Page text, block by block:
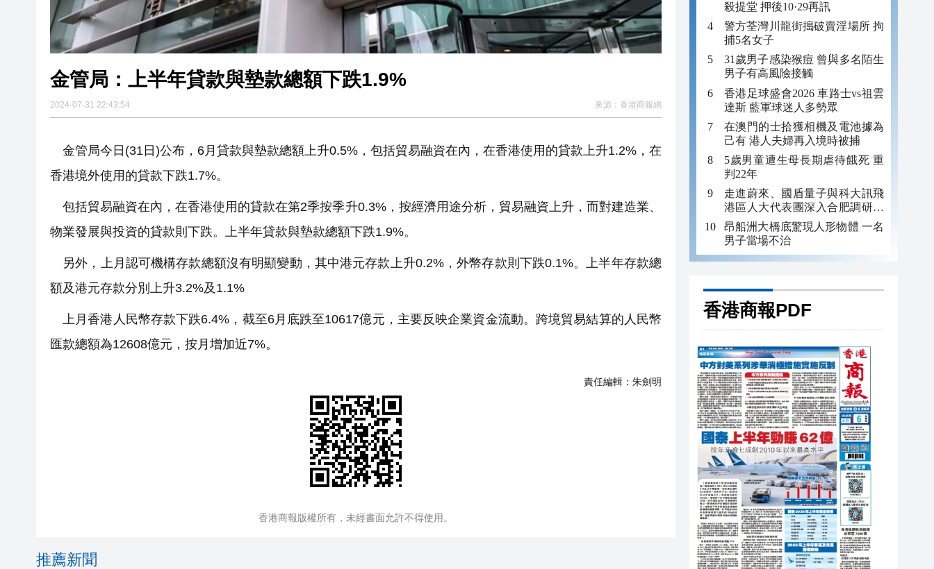
金管局：上半年貸款與墊款總額下跌1.9%
2024-07-31 22:43:54 來源： 香港商報網
金管局今日(31日)公布，6月貸款與墊款總額上升0.5%，包括貿易融資在內，在香港使用的貸款上升1.2%，在
香港境外使用的貸款下跌1.7%。
包括貿易融資在內，在香港使用的貸款在第2季按季升0.3%，按經濟用途分析，貿易融資上升，而對建造業、
物業發展與投資的貸款則下跌。上半年貸款與墊款總額下跌1.9%。
另外，上月認可機構存款總額沒有明顯變動，其中港元存款上升0.2%，外幣存款則下跌0.1%。上半年存款總
額及港元存款分別上升3.2%及1.1%
上月香港人民幣存款下跌6.4%，截至6月底跌至10617億元，主要反映企業資金流動。跨境貿易結算的人民幣
匯款總額為12608億元，按月增加近7%。
責任編輯： 朱劍明
香港商報版權所有，未經書面允許不得使用。
推薦新聞
殺提堂 押後10·29再訊
警方荃灣川龍街搗破賣淫場所 拘
捕5名女子
31歲男子感染猴痘 曾與多名陌生
男子有高風險接觸
香港足球盛會2026 車路士vs祖雲
達斯 藍軍球迷人多勢眾
在澳門的士拾獲相機及電池據為
己有 港人夫婦再入境時被捕
5歲男童遭生母長期虐待餓死 重
判22年
走進蔚來、國盾量子與科大訊飛
港區人大代表團深入合肥調研科
創成果
昂船洲大橋底驚現人形物體 一名
男子當場不治
香港商報PDF